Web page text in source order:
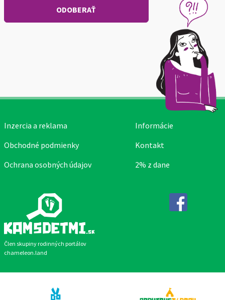
Člen skupiny rodinných portálov
chameleon.land
Inzercia a reklama
Obchodné podmienky
Ochrana osobných údajov
Informácie
Kontakt
2% z dane